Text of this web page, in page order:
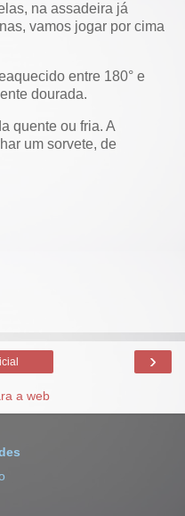
na assadeira já
vamos jogar por cima
entre 180° e
dourada.
quente ou fria. A
um sorvete, de
›
a web